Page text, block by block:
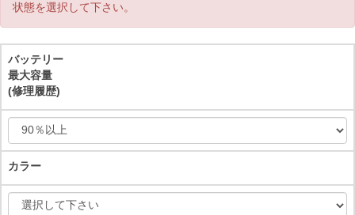
状態を選択して下さい。
バッテリー
最大容量
(修理履歴)
カラー